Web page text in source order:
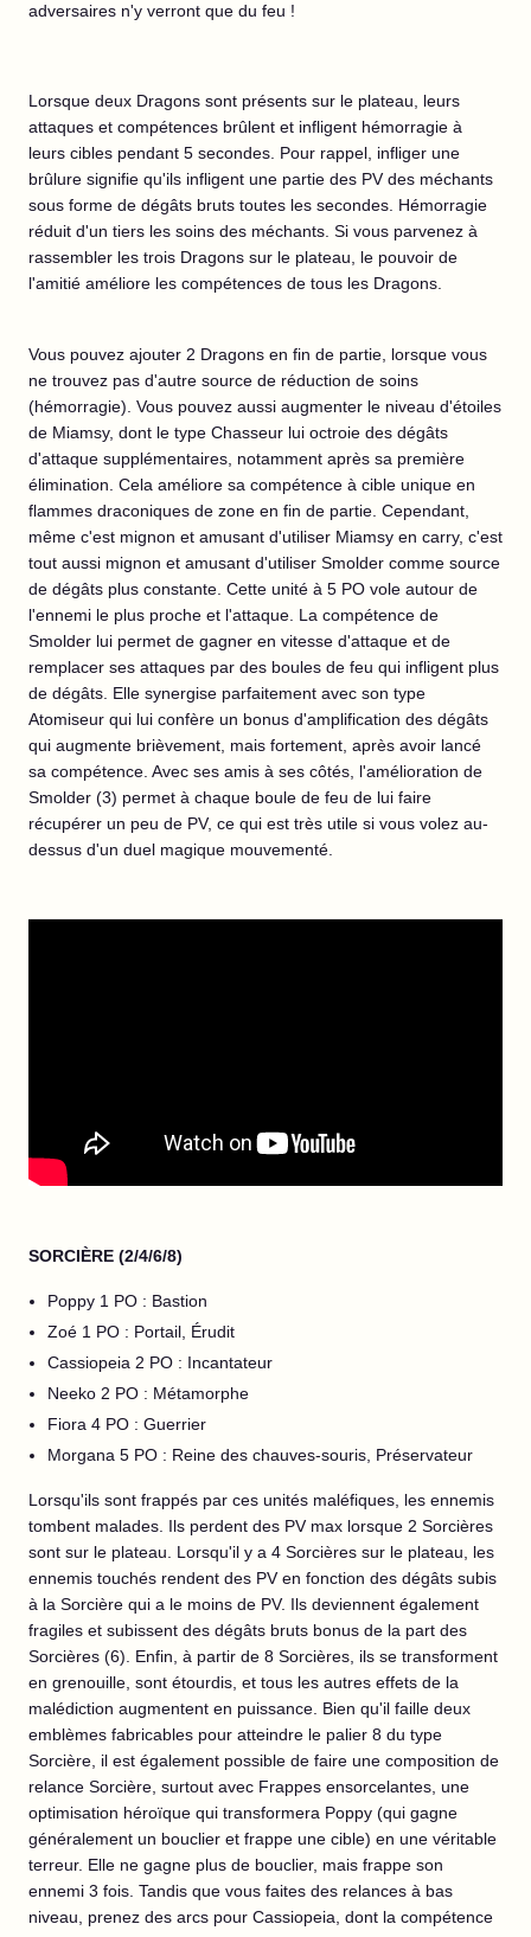
adversaires n'y verront que du feu !
Lorsque deux Dragons sont présents sur le plateau, leurs
attaques et compétences brûlent et infligent hémorragie à
leurs cibles pendant 5 secondes. Pour rappel, infliger une
brûlure signifie qu'ils infligent une partie des PV des méchants
sous forme de dégâts bruts toutes les secondes. Hémorragie
réduit d'un tiers les soins des méchants. Si vous parvenez à
rassembler les trois Dragons sur le plateau, le pouvoir de
l'amitié améliore les compétences de tous les Dragons.
Vous pouvez ajouter 2 Dragons en fin de partie, lorsque vous
ne trouvez pas d'autre source de réduction de soins
(hémorragie). Vous pouvez aussi augmenter le niveau d'étoiles
de Miamsy, dont le type Chasseur lui octroie des dégâts
d'attaque supplémentaires, notamment après sa première
élimination. Cela améliore sa compétence à cible unique en
flammes draconiques de zone en fin de partie. Cependant,
même c'est mignon et amusant d'utiliser Miamsy en carry, c'est
tout aussi mignon et amusant d'utiliser Smolder comme source
de dégâts plus constante. Cette unité à 5 PO vole autour de
l'ennemi le plus proche et l'attaque. La compétence de
Smolder lui permet de gagner en vitesse d'attaque et de
remplacer ses attaques par des boules de feu qui infligent plus
de dégâts. Elle synergise parfaitement avec son type
Atomiseur qui lui confère un bonus d'amplification des dégâts
qui augmente brièvement, mais fortement, après avoir lancé
sa compétence. Avec ses amis à ses côtés, l'amélioration de
Smolder (3) permet à chaque boule de feu de lui faire
récupérer un peu de PV, ce qui est très utile si vous volez au-
dessus d'un duel magique mouvementé.
SORCIÈRE (2/4/6/8)
Poppy 1 PO : Bastion
Zoé 1 PO : Portail, Érudit
Cassiopeia 2 PO : Incantateur
Neeko 2 PO : Métamorphe
Fiora 4 PO : Guerrier
Morgana 5 PO : Reine des chauves-souris, Préservateur
Lorsqu'ils sont frappés par ces unités maléfiques, les ennemis
tombent malades. Ils perdent des PV max lorsque 2 Sorcières
sont sur le plateau. Lorsqu'il y a 4 Sorcières sur le plateau, les
ennemis touchés rendent des PV en fonction des dégâts subis
à la Sorcière qui a le moins de PV. Ils deviennent également
fragiles et subissent des dégâts bruts bonus de la part des
Sorcières (6). Enfin, à partir de 8 Sorcières, ils se transforment
en grenouille, sont étourdis, et tous les autres effets de la
malédiction augmentent en puissance. Bien qu'il faille deux
emblèmes fabricables pour atteindre le palier 8 du type
Sorcière, il est également possible de faire une composition de
relance Sorcière, surtout avec Frappes ensorcelantes, une
optimisation héroïque qui transformera Poppy (qui gagne
généralement un bouclier et frappe une cible) en une véritable
terreur. Elle ne gagne plus de bouclier, mais frappe son
ennemi 3 fois. Tandis que vous faites des relances à bas
niveau, prenez des arcs pour Cassiopeia, dont la compétence